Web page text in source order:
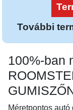
További
100%-ban
Méretpontos autó